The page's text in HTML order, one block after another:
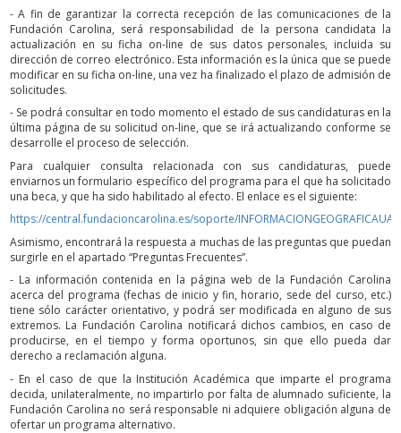
- A fin de garantizar la correcta recepción de las comunicaciones de la
Fundación Carolina, será responsabilidad de la persona candidata la
actualización en su ficha on-line de sus datos personales, incluida su
dirección de correo electrónico. Esta información es la única que se puede
modificar en su ficha on-line, una vez ha finalizado el plazo de admisión de
solicitudes.
- Se podrá consultar en todo momento el estado de sus candidaturas en la
última página de su solicitud on-line, que se irá actualizando conforme se
desarrolle el proceso de selección.
Para cualquier consulta relacionada con sus candidaturas, puede
enviarnos un formulario específico del programa para el que ha solicitado
una beca, y que ha sido habilitado al efecto. El enlace es el siguiente:
https://central.fundacioncarolina.es/soporte/
Asimismo, encontrará la respuesta a muchas de las preguntas que puedan
surgirle en el apartado “Preguntas Frecuentes”.
- La información contenida en la página web de la Fundación Carolina
acerca del programa (fechas de inicio y fin, horario, sede del curso, etc.)
tiene sólo carácter orientativo, y podrá ser modificada en alguno de sus
extremos. La Fundación Carolina notificará dichos cambios, en caso de
producirse, en el tiempo y forma oportunos, sin que ello pueda dar
derecho a reclamación alguna.
- En el caso de que la Institución Académica que imparte el programa
decida, unilateralmente, no impartirlo por falta de alumnado suficiente, la
Fundación Carolina no será responsable ni adquiere obligación alguna de
ofertar un programa alternativo.